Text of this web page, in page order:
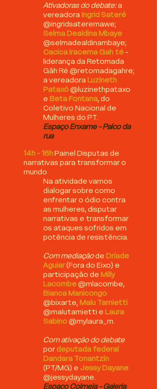
Ativadoras do debate:a
vereadora Ingrid Sateré
@ingridsateremawe;
Selma Dealdina Mbaye
@selmadealdinambaye;
Cacica Iracema Gah té -
liderança da Retomada
Gãh Ré @retomadagahre;
a vereadora Luzineth
Pataxó@luzinethpataxo
e Beta Fontana, do
Coletivo Nacional de
Mulheres do PT.
Espaço Enxame - Palco da
rua
14h - 16hPainel Disputas de
narrativas para transformar o
mundo
Na atividade vamos
dialogar sobre como
enfrentar o ódio contra
as mulheres, disputar
narrativas e transformar
os ataques sofridos em
potência de resistência.​
Com mediaçãode Dríade
Aguiar(Fora do Eixo) e
participação de Milly
Lacombe@mlacombe,
Bianca Manicongo
@bixarte, Malu Tamietti
@malutamietti e Laura
Sabino@mylaura_m.
Com ativação do debate
por deputada federal
Dandara Tonantzin
(PT/MG) e Jessy Dayane
@jessydayane.
Espaço Colmeia - Galeria